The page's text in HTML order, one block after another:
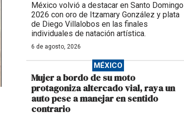
México volvió a destacar en Santo Domingo
2026 con oro de Itzamary González y plata
de Diego Villalobos en las finales
individuales de natación artística.
6 de agosto, 2026
MÉXICO
Mujer a bordo de su moto
protagoniza altercado vial, raya un
auto pese a manejar en sentido
contrario